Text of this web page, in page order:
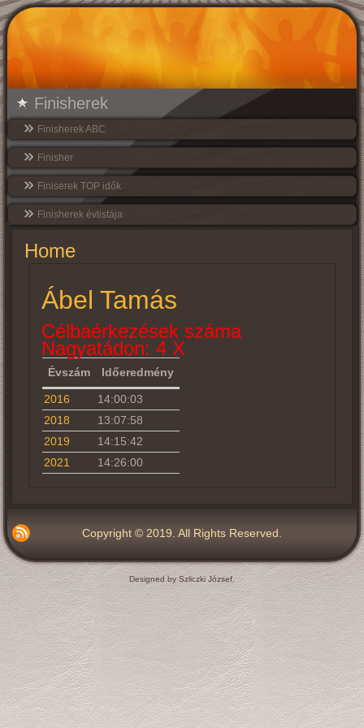
Finisherek
Finisherek ABC
Finisher
Finiserek TOP idők
Finisherek évlistája
Home
Ábel Tamás
Célbaérkezések száma
Nagyatádon: 4 X
Évszám Időeredmény
2016
14:00:03
2018
13:07:58
2019
14:15:42
2021
14:26:00
Copyright © 2019. All Rights Reserved.
Designed by Szliczki József.